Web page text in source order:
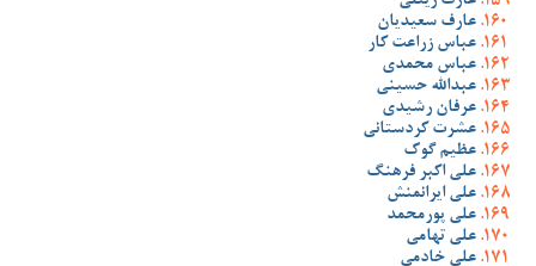
عارف سعیدیان
عباس زراعت کار
عباس محمدی
عبدالله حسینی
عرفان رشیدی
عشرت کردستانی
عظیم گوک
علی اکبر فرهنگ
علی ایرانمنش
علی پورمحمد
علی تهامی
علی خادمی